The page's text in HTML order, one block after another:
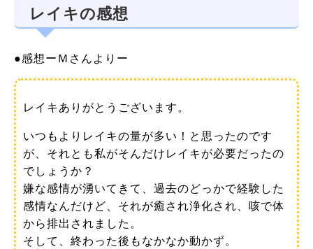
レイキの感想
●感想ーＭさんよりー
レイキありがとうございます。
いつもよりレイキの量が多い！と思ったのです
が、それとも私がそんだけレイキが必要だったの
でしょうか？
嫌な感情が湧いてきて、過去のどっかで経験した
感情なんだけど、それが癒され浄化され、咳で体
から排出されました。
そして、終わった後もなかなか動かず。